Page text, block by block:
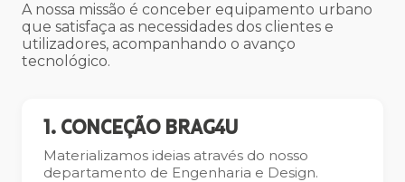
A nossa missão é conceber equipamento urbano
que satisfaça as necessidades dos clientes e
utilizadores, acompanhando o avanço
tecnológico.
1. CONCEÇÃO BRAG4U
Materializamos ideias através do nosso
departamento de Engenharia e Design.